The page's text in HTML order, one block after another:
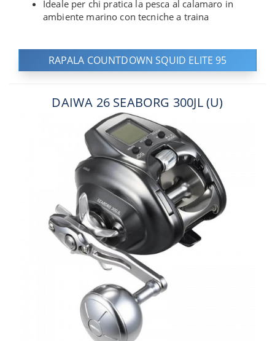
Ideale per chi pratica la pesca al calamaro in
ambiente marino con tecniche a traina
RAPALA COUNTDOWN SQUID ELITE 95
DAIWA 26 SEABORG 300JL (U)